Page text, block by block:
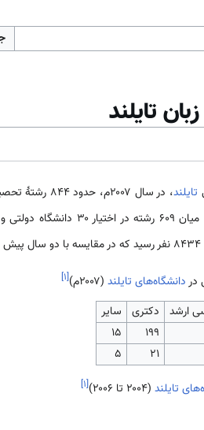
تایلند
تایلند
است. شمار کل
دانشگاه‌های تایلند (۲۰۰۷م) [۱]
ارشد دکتری
سایر
۱۹۹
۱۵
۲۱
۵
تایلند (۲۰۰۴ تا ۲۰۰۶) [۱]